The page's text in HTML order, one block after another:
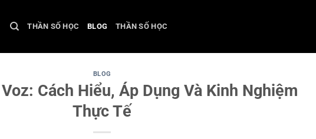
THẦN SỐ HỌC BLOG THẦN SỐ HỌC
BLOG
Cách Hiểu, Áp Dụng Và Kinh Nghiệm
Thực Tế